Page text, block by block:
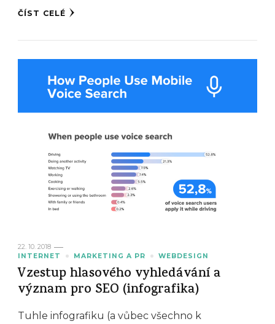
ČÍST CELÉ
22. 10. 2018
INTERNET
MARKETING A PR WEBDESIGN
Vzestup hlasového vyhledávání a
význam pro SEO (infografika)
Tuhle infografiku (a vůbec všechno k